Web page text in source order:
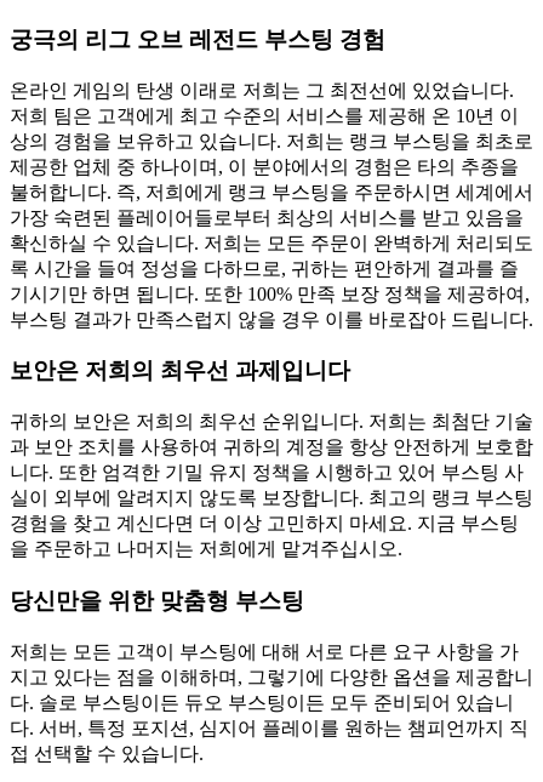
궁극의 리그 오브 레전드 부스팅 경험
온라인 게임의 탄생 이래로 저희는 그 최전선에 있었습니다.
저희 팀은 고객에게 최고 수준의 서비스를 제공해 온 10년 이
상의 경험을 보유하고 있습니다. 저희는 랭크 부스팅을 최초로
제공한 업체 중 하나이며, 이 분야에서의 경험은 타의 추종을
불허합니다. 즉, 저희에게 랭크 부스팅을 주문하시면 세계에서
가장 숙련된 플레이어들로부터 최상의 서비스를 받고 있음을
확신하실 수 있습니다. 저희는 모든 주문이 완벽하게 처리되도
록 시간을 들여 정성을 다하므로, 귀하는 편안하게 결과를 즐
기시기만 하면 됩니다. 또한 100% 만족 보장 정책을 제공하여,
부스팅 결과가 만족스럽지 않을 경우 이를 바로잡아 드립니다.
보안은 저희의 최우선 과제입니다
귀하의 보안은 저희의 최우선 순위입니다. 저희는 최첨단 기술
과 보안 조치를 사용하여 귀하의 계정을 항상 안전하게 보호합
니다. 또한 엄격한 기밀 유지 정책을 시행하고 있어 부스팅 사
실이 외부에 알려지지 않도록 보장합니다. 최고의 랭크 부스팅
경험을 찾고 계신다면 더 이상 고민하지 마세요. 지금 부스팅
을 주문하고 나머지는 저희에게 맡겨주십시오.
당신만을 위한 맞춤형 부스팅
저희는 모든 고객이 부스팅에 대해 서로 다른 요구 사항을 가
지고 있다는 점을 이해하며, 그렇기에 다양한 옵션을 제공합니
다. 솔로 부스팅이든 듀오 부스팅이든 모두 준비되어 있습니
다. 서버, 특정 포지션, 심지어 플레이를 원하는 챔피언까지 직
접 선택할 수 있습니다.